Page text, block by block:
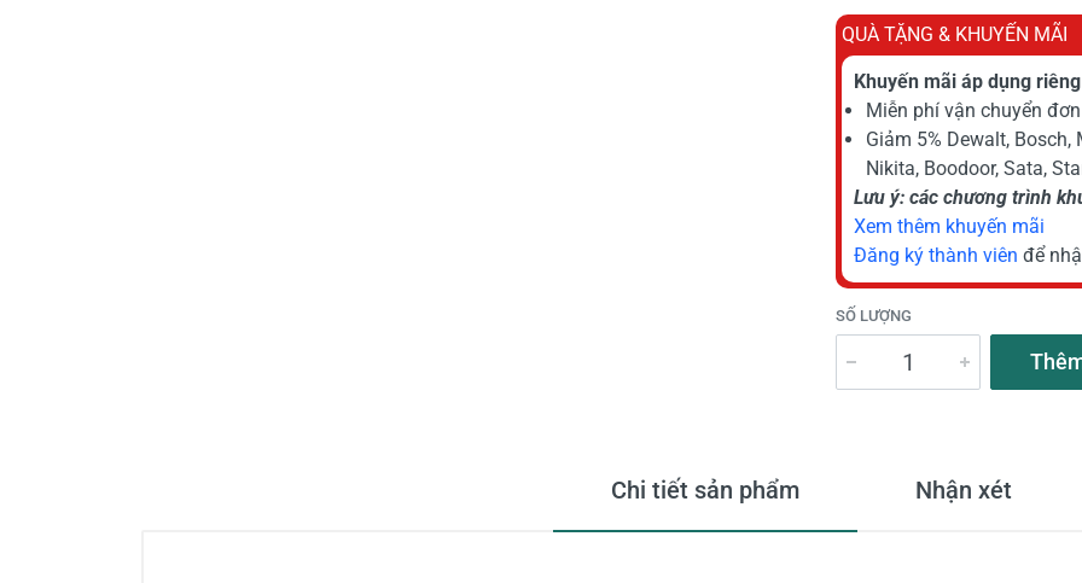
QUÀ TẶNG & KHUYẾN MÃI
Khuyến mãi áp dụng
Miễn phí vận chuyển
Giảm 5% Dewalt,
Nikita, Boodoor, Sata,
Lưu ý: các chương trình
Xem thêm khuyến mãi
Đăng ký thành viên để
SỐ LƯỢNG
Chi tiết sản phẩm Nhận xét